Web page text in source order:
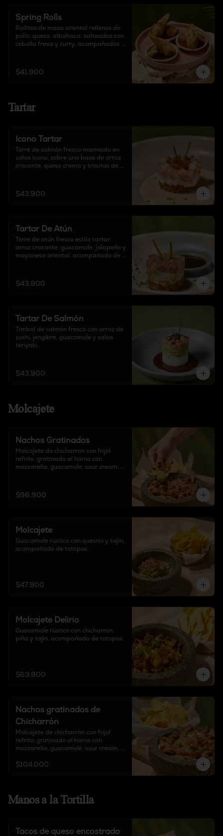
Spring Rolls
Rollitos de masa oriental rellenos de
pollo, queso, albahaca, salteados con
cebolla fresa y curry, acompañados
$41.900
Tartar
Icono Tartar
Torre de salmón fresco marinado en
salsa icono, sobre una base de arroz
crocante, queso crema y trocitos de
$43.900
Tartar De Atún
Torre de atún fresco estilo tartar,
arroz crocante, guacamole, jalapeño y
mayonesa oriental, acompañado de
$43.900
Tartar De Salmón
Timbal de salmón fresco con arroz de
sushi, jengibre, guacamole y salsa
teriyaki.
$43.900
Molcajete
Nachos Gratinados
Molcajete de chicharrón con frijol
refrito, gratinado al horno con
mozzarella, guacamole, sour cream,
Elige tu proteína: Carne de Birria /
$96.900
Molcajete
Guacamole rústico con quesito y tajín,
acompañado de totopos.
$47.900
Molcajete Delirio
Guacamole rústico con chicharrón,
piña y tajín, acompañado de totopos.
$63.900
Nachos gratinados de
Chicharrón
Molcajete de chicharrón con frijol
refrito, gratinado al horno con
mozzarella, guacamole, sour cream,
de totopos.
$104.000
Manos a la Tortilla
Tacos de queso encostrado